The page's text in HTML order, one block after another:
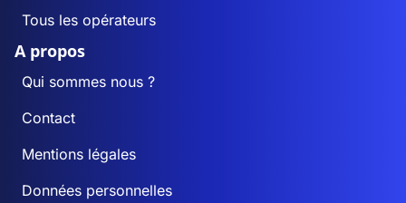
Tous les opérateurs
A propos
Qui sommes nous ?
Contact
Mentions légales
Données personnelles